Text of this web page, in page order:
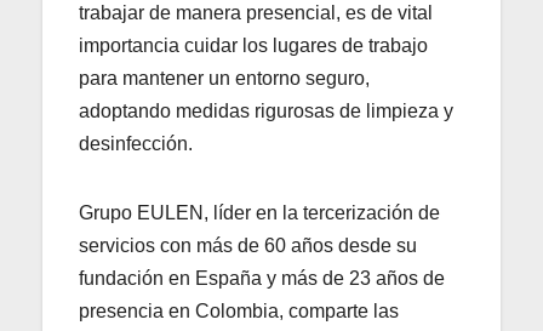
trabajar de manera presencial, es de vital
importancia cuidar los lugares de trabajo
para mantener un entorno seguro,
adoptando medidas rigurosas de limpieza y
desinfección.
Grupo EULEN, líder en la tercerización de
servicios con más de 60 años desde su
fundación en España y más de 23 años de
presencia en Colombia, comparte las